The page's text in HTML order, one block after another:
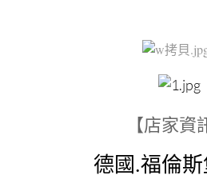
【店家資
德國.福倫